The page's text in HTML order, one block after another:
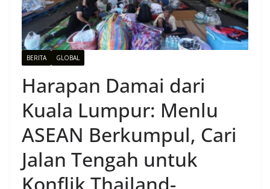
BERITA GLOBAL
Harapan Damai dari
Kuala Lumpur: Menlu
ASEAN Berkumpul, Cari
Jalan Tengah untuk
Konflik Thailand-